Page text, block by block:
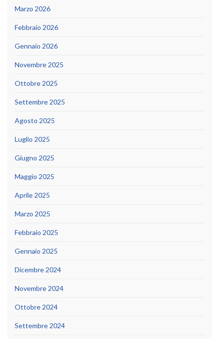
Marzo 2026
Febbraio 2026
Gennaio 2026
Novembre 2025
Ottobre 2025
Settembre 2025
Agosto 2025
Luglio 2025
Giugno 2025
Maggio 2025
Aprile 2025
Marzo 2025
Febbraio 2025
Gennaio 2025
Dicembre 2024
Novembre 2024
Ottobre 2024
Settembre 2024